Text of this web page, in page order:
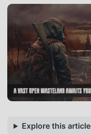
Explore this article